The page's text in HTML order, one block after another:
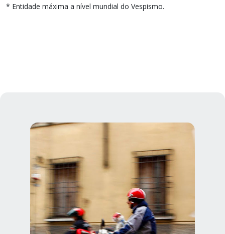
* Entidade máxima a nível mundial do Vespismo.